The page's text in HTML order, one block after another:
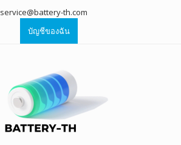
service@battery-th.com
บัญชีของฉัน